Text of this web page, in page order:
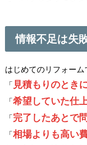
情報不足は失
はじめてのリフォー
「
見積もりのとき
「 希望していた仕
「 完了したあとで
「 相場よりも高い